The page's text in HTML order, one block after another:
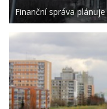
Finanční správa